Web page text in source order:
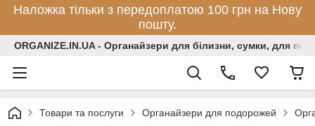
Наложка тільки з передоплатою 100 грн на Нову
пошту.
ORGANIZE.IN.UA - Органайзери для білизни, сумки, для
Товари та послуги Органайзери для подорожей